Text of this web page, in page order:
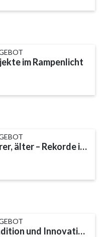
im Rampenlicht
Grösser, schwerer, älter – Rekorde im Museum
Swissness – Tradition und Innovation